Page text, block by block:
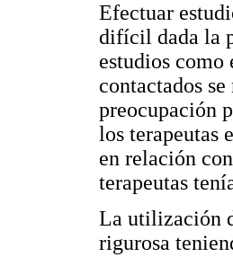
Efectuar
difícil dada la
estudios como
contactados
preocupación
los terapeutas
en relación
terapeutas
La utilización
rigurosa